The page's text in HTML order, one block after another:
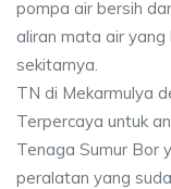
pompa air bersih
aliran mata air
sekitarnya.
TN di Mekarmulya
Terpercaya untuk
Tenaga Sumur Bor
peralatan yang